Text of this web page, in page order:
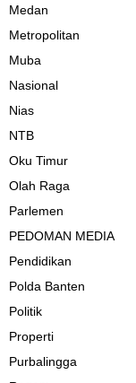
Medan
Metropolitan
Muba
Nasional
Nias
NTB
Oku Timur
Olah Raga
Parlemen
PEDOMAN MEDIA
Pendidikan
Polda Banten
Politik
Properti
Purbalingga